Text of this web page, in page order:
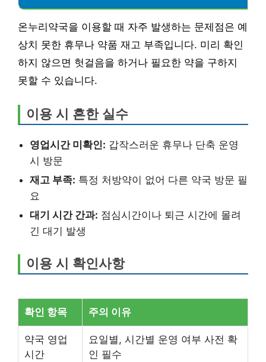
온누리약국을 이용할 때 자주 발생하는 문제점은 예
상치 못한 휴무나 약품 재고 부족입니다. 미리 확인
하지 않으면 헛걸음을 하거나 필요한 약을 구하지
못할 수 있습니다.
이용 시 흔한 실수
영업시간 미확인: 갑작스러운 휴무나 단축 운영
시 방문
재고 부족: 특정 처방약이 없어 다른 약국 방문 필
요
대기 시간 간과: 점심시간이나 퇴근 시간에 몰려
긴 대기 발생
이용 시 확인사항
확인 항목 주의 이유
약국 영업
시간
요일별, 시간별 운영 여부 사전 확
인 필수